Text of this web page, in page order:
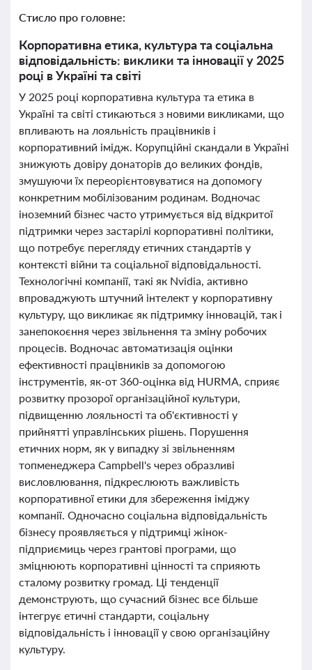
Стисло про головне:
Корпоративна етика, культура та соціальна
відповідальність: виклики та інновації у 2025
році в Україні та світі
У 2025 році корпоративна культура та етика в
Україні та світі стикаються з новими викликами, що
впливають на лояльність працівників і
корпоративний імідж. Корупційні скандали в Україні
знижують довіру донаторів до великих фондів,
змушуючи їх переорієнтовуватися на допомогу
конкретним мобілізованим родинам. Водночас
іноземний бізнес часто утримується від відкритої
підтримки через застарілі корпоративні політики,
що потребує перегляду етичних стандартів у
контексті війни та соціальної відповідальності.
Технологічні компанії, такі як Nvidia, активно
впроваджують штучний інтелект у корпоративну
культуру, що викликає як підтримку інновацій, так і
занепокоєння через звільнення та зміну робочих
процесів. Водночас автоматизація оцінки
ефективності працівників за допомогою
інструментів, як-от 360-оцінка від HURMA, сприяє
розвитку прозорої організаційної культури,
підвищенню лояльності та об'єктивності у
прийнятті управлінських рішень. Порушення
етичних норм, як у випадку зі звільненням
топменеджера Campbell's через образливі
висловлювання, підкреслюють важливість
корпоративної етики для збереження іміджу
компанії. Одночасно соціальна відповідальність
бізнесу проявляється у підтримці жінок-
підприємиць через грантові програми, що
зміцнюють корпоративні цінності та сприяють
сталому розвитку громад. Ці тенденції
демонструють, що сучасний бізнес все більше
інтегрує етичні стандарти, соціальну
відповідальність і інновації у свою організаційну
культуру.